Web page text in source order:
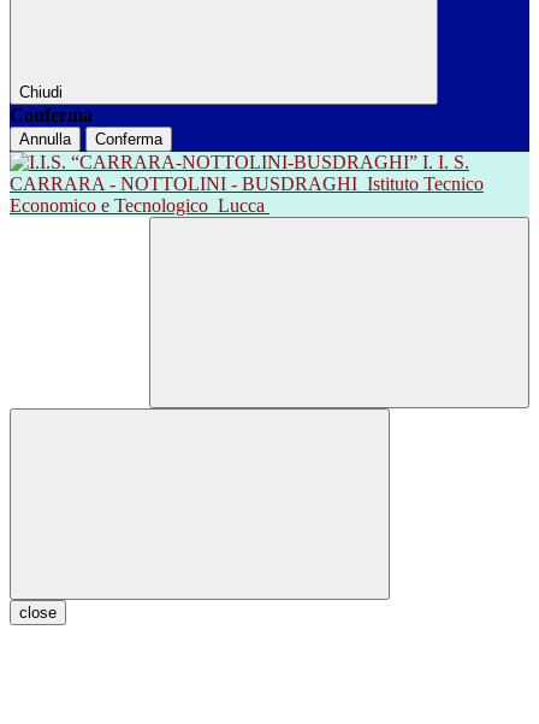
Chiudi
Conferma
Annulla Conferma
I. I. S.
CARRARA - NOTTOLINI - BUSDRAGHI Istituto Tecnico
Economico e Tecnologico Lucca
close